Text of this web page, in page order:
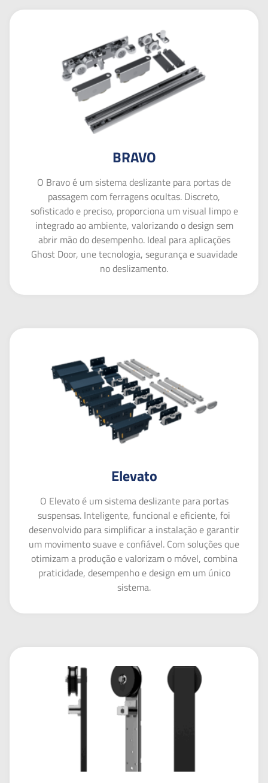
BRAVO
O Bravo é um sistema deslizante para portas de
passagem com ferragens ocultas. Discreto,
sofisticado e preciso, proporciona um visual limpo e
integrado ao ambiente, valorizando o design sem
abrir mão do desempenho. Ideal para aplicações
Ghost Door, une tecnologia, segurança e suavidade
no deslizamento.
Elevato
O Elevato é um sistema deslizante para portas
suspensas. Inteligente, funcional e eficiente, foi
desenvolvido para simplificar a instalação e garantir
um movimento suave e confiável. Com soluções que
otimizam a produção e valorizam o móvel, combina
praticidade, desempenho e design em um único
sistema.